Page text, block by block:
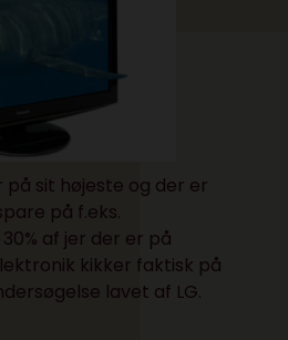
sit højeste og der er
på f.eks.
af jer der er på
kikker faktisk på
lavet af LG.